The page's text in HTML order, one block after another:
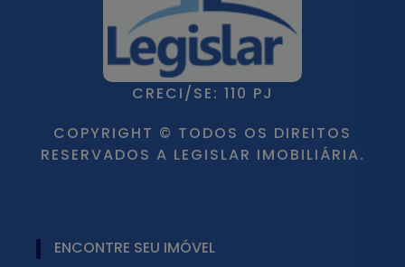
CRECI/SE: 110 PJ
COPYRIGHT © TODOS OS DIREITOS
RESERVADOS A LEGISLAR IMOBILIÁRIA.
ENCONTRE SEU IMÓVEL